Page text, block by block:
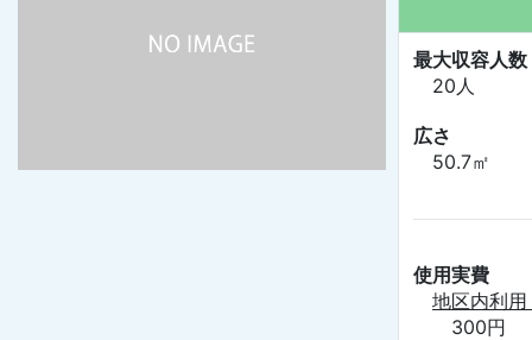
最大収容人数
20人
広さ
50.7㎡
使用実費
地区内利
300円